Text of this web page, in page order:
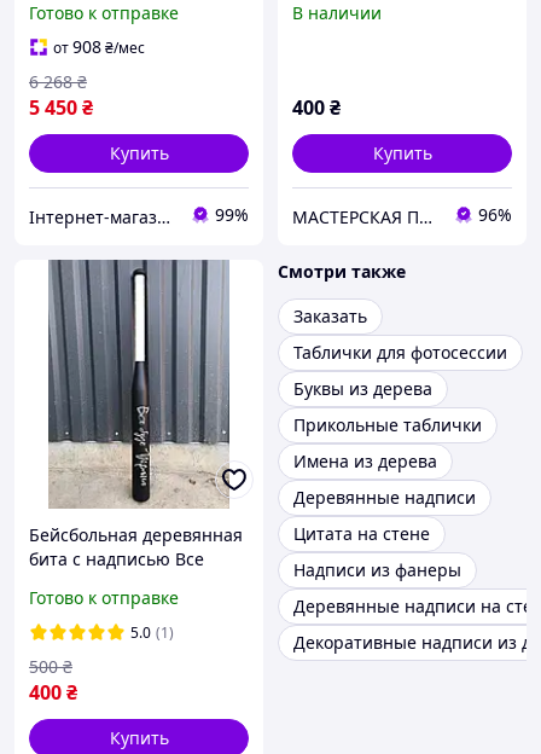
пищевым шлангом и
надписью на корпусе, из
дерева
Готово к отправке
от908₴/мес
5 450₴
6 268 ₴
Купить
Інтернет-магазин TRINTA 99%
В наличии
400₴
Купить
МАСТЕРСКАЯ ПОДАРКОВ 96%
Бейсбольная деревянная
бита с надписью Все
см
Готово к отправке
5.0 (1)
400₴
500 ₴
Купить
Смотри также
Заказать
Таблички для фотосессии
Буквы из дерева
Прикольные таблички
Имена из дерева
Деревянные надписи
Цитата на стене
Надписи из фанеры
Деревянные надписи на
Декоративные надписи из